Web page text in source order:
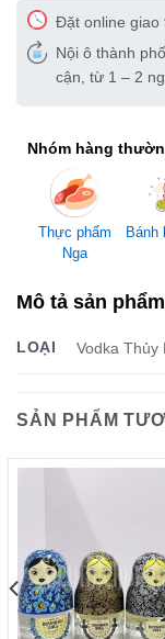
Đặt online giao
Nội ô thành
cận, từ 1 – 2
Nhóm hàng
Thực phẩm
Nga
Bánh
Mô tả sản phẩm
LOẠI Vodka Thủy
SẢN PHẨM